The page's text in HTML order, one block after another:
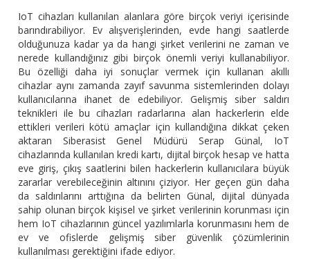
IoT cihazları kullanılan alanlara göre birçok veriyi içerisinde
barındırabiliyor. Ev alışverişlerinden, evde hangi saatlerde
olduğunuza kadar ya da hangi şirket verilerini ne zaman ve
nerede kullandığınız gibi birçok önemli veriyi kullanabiliyor.
Bu özelliği daha iyi sonuçlar vermek için kullanan akıllı
cihazlar aynı zamanda zayıf savunma sistemlerinden dolayı
kullanıcılarına ihanet de edebiliyor. Gelişmiş siber saldırı
teknikleri ile bu cihazları radarlarına alan hackerlerin elde
ettikleri verileri kötü amaçlar için kullandığına dikkat çeken
aktaran Siberasist Genel Müdürü Serap Günal, IoT
cihazlarında kullanılan kredi kartı, dijital birçok hesap ve hatta
eve giriş, çıkış saatlerini bilen hackerlerin kullanıcılara büyük
zararlar verebileceğinin altınını çiziyor. Her geçen gün daha
da saldırılarını arttığına da belirten Günal, dijital dünyada
sahip olunan birçok kişisel ve şirket verilerinin korunması için
hem IoT cihazlarının güncel yazılımlarla korunmasını hem de
ev ve ofislerde gelişmiş siber güvenlik çözümlerinin
kullanılması gerektiğini ifade ediyor.